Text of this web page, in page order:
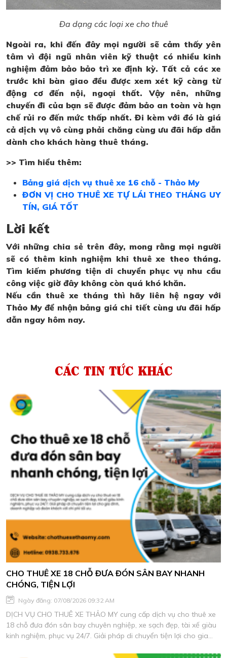
Đa dạng các loại xe cho thuê
Ngoài ra, khi đến đây mọi người sẽ cảm thấy yên
tâm vì đội ngũ nhân viên kỹ thuật có nhiều kinh
nghiệm đảm bảo bảo trì xe định kỳ. Tất cả các xe
trước khi bàn giao đều được xem xét kỹ càng từ
động cơ đến nội, ngoại thất. Vậy nên, những
chuyến đi của bạn sẽ được đảm bảo an toàn và hạn
chế rủi ro đến mức thấp nhất. Đi kèm với đó là giá
cả dịch vụ vô cùng phải chăng cùng ưu đãi hấp dẫn
dành cho khách hàng thuê tháng.
>> Tìm hiểu thêm:
Bảng giá dịch vụ thuê xe 16 chỗ - Thảo My
ĐƠN VỊ CHO THUÊ XE TỰ LÁI THEO THÁNG UY
TÍN, GIÁ TỐT
Lời kết
Với những chia sẻ trên đây, mong rằng mọi người
sẽ có thêm kinh nghiệm khi thuê xe theo tháng.
Tìm kiếm phương tiện di chuyển phục vụ nhu cầu
công việc giờ đây không còn quá khó khăn.
Nếu cần thuê xe tháng thì hãy liên hệ ngay với
Thảo My để nhận bảng giá chi tiết cùng ưu đãi hấp
dẫn ngay hôm nay.
CÁC TIN TỨC KHÁC
CHO THUÊ XE 18 CHỖ ĐƯA ĐÓN SÂN BAY NHANH
CHÓNG, TIỆN LỢI
Ngày đăng: 07/08/2026 09:32 AM
DỊCH VỤ CHO THUÊ XE THẢO MY cung cấp dịch vụ cho thuê xe
18 chỗ đưa đón sân bay chuyên nghiệp, xe sạch đẹp, tài xế giàu
kinh nghiệm, phục vụ 24/7. Giải pháp di chuyển tiện lợi cho gia